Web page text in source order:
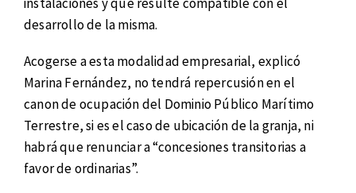
desarrollo de la misma.
Acogerse a esta modalidad empresarial, explicó
Marina Fernández, no tendrá repercusión en el
canon de ocupación del Dominio Público Marítimo
Terrestre, si es el caso de ubicación de la granja, ni
habrá que renunciar a “concesiones transitorias a
favor de ordinarias”.